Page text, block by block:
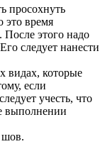
просохнуть
это время
После этого надо
следует нанести
видах, которые
если
учесть, что
выполнении
шов.